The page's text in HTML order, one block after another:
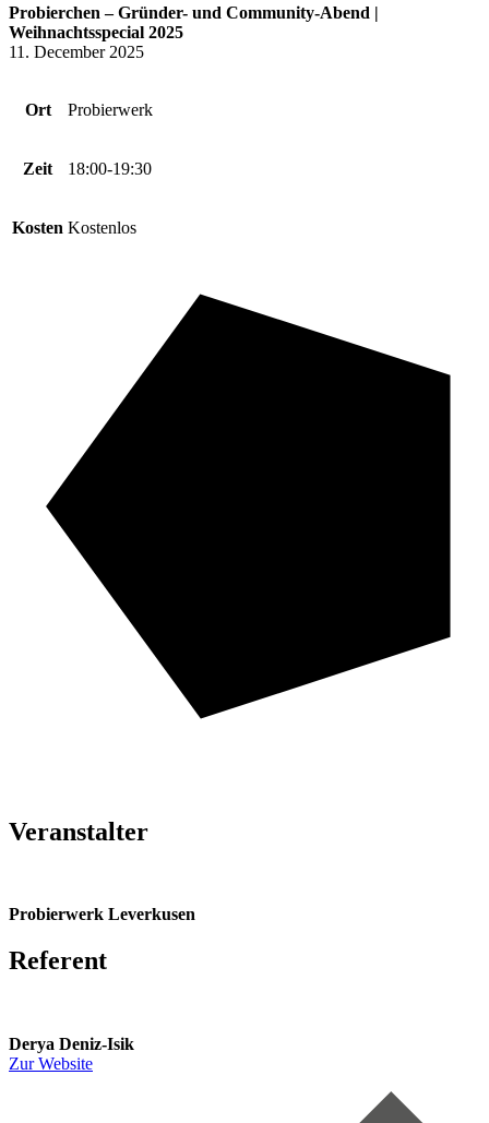
Probierchen – Gründer- und Community-Abend |
Weihnachtsspecial 2025
11. December 2025
Ort Probierwerk
Zeit 18:00-19:30
Kosten Kostenlos
Veranstalter
Probierwerk Leverkusen
Referent
Derya Deniz-Isik
Zur Website